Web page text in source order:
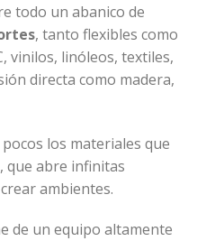
todo un abanico de
, tanto flexibles como
vinilos, linóleos, textiles,
directa como madera,
los materiales que
que abre infinitas
ambientes.
de un equipo altamente